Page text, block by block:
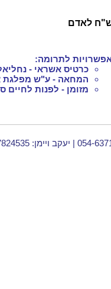
המרבית המותרת בחוק הינה 2,000 ש"ח לאדם
לתרומה:
כרטיס אשראי - נחליאל דיסון
המחאה - ע"ש מפלגת אחריות, ת.ד.
מזומן - לפנות לחיים ספיריה